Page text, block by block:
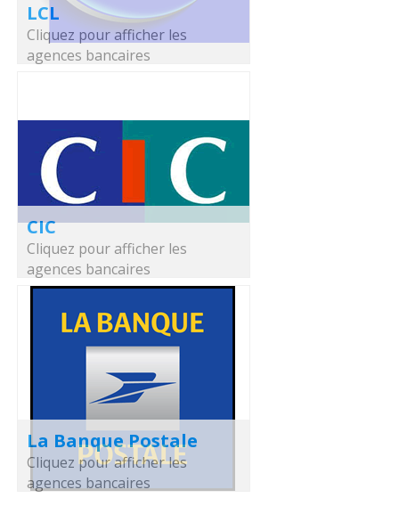
LCL
Cliquez pour afficher les
agences bancaires
CIC
Cliquez pour afficher les
agences bancaires
La Banque Postale
Cliquez pour afficher les
agences bancaires